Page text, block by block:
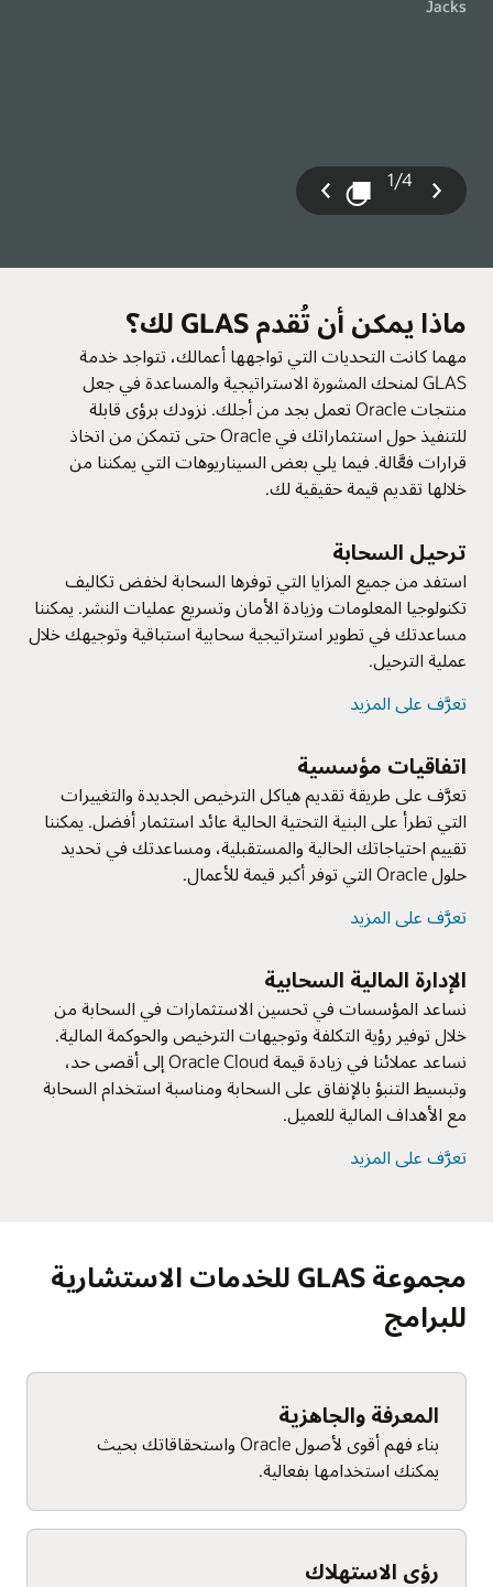
Jacks
1/4 عرض / إيقاف مؤقت لعرض الشرائح
الشريحة
التالية
ماذا يمكن أن تُقدم GLAS لك؟
مهما كانت التحديات التي تواجهها أعمالك، تتواجد خدمة
GLAS لمنحك المشورة الاستراتيجية والمساعدة في جعل
منتجات Oracle تعمل بجد من أجلك. نزودك برؤى قابلة
للتنفيذ حول استثماراتك في Oracle حتى تتمكن من اتخاذ
قرارات فعَّالة. فيما يلي بعض السيناريوهات التي يمكننا من
خلالها تقديم قيمة حقيقية لك.
ترحيل السحابة
استفد من جميع المزايا التي توفرها السحابة لخفض تكاليف
تكنولوجيا المعلومات وزيادة الأمان وتسريع عمليات النشر. يمكننا
مساعدتك في تطوير استراتيجية سحابية استباقية وتوجيهك خلال
عملية الترحيل.
تعرَّف على المزيد
اتفاقيات مؤسسية
تعرَّف على طريقة تقديم هياكل الترخيص الجديدة والتغييرات
التي تطرأ على البنية التحتية الحالية عائد استثمار أفضل. يمكننا
تقييم احتياجاتك الحالية والمستقبلية، ومساعدتك في تحديد
حلول Oracle التي توفر أكبر قيمة للأعمال.
تعرَّف على المزيد
الإدارة المالية السحابية
نساعد المؤسسات في تحسين الاستثمارات في السحابة من
خلال توفير رؤية التكلفة وتوجيهات الترخيص والحوكمة المالية.
نساعد عملائنا في زيادة قيمة Oracle Cloud إلى أقصى حد،
وتبسيط التنبؤ بالإنفاق على السحابة ومناسبة استخدام السحابة
مع الأهداف المالية للعميل.
تعرَّف على المزيد
مجموعة GLAS للخدمات الاستشارية
للبرامج
المعرفة والجاهزية
بناء فهم أقوى لأصول Oracle واستحقاقاتك بحيث
يمكنك استخدامها بفعالية.
رؤى الاستهلاك